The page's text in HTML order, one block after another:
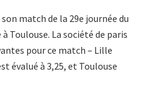
match de la 29e journée du
Toulouse. La société de paris
pour ce match – Lille
évalué à 3,25, et Toulouse